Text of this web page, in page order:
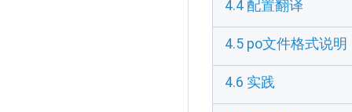
4.4 配置翻译
4.5 po文件格式说明
4.6 实践